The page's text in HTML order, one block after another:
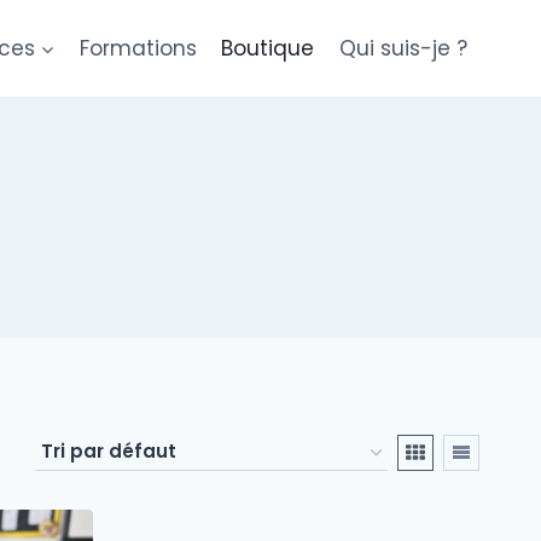
Formations Boutique Qui suis-je ?